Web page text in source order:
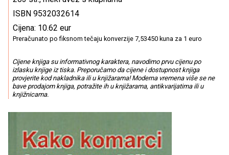
ISBN 9532032614
Cijena: 10.62 eur
Preračunato po fiksnom tečaju konverzije 7,53450 kuna za 1 euro
Cijene knjiga su informativnog karaktera, navodimo prvu cijenu po
izlasku knjige iz tiska. Preporučamo da cijene i dostupnost knjiga
provjerite kod nakladnika ili u knjižarama! Moderna vremena više se ne
bave prodajom knjiga, potražite ih u knjižarama, antikvarijatima ili u
knjižnicama.